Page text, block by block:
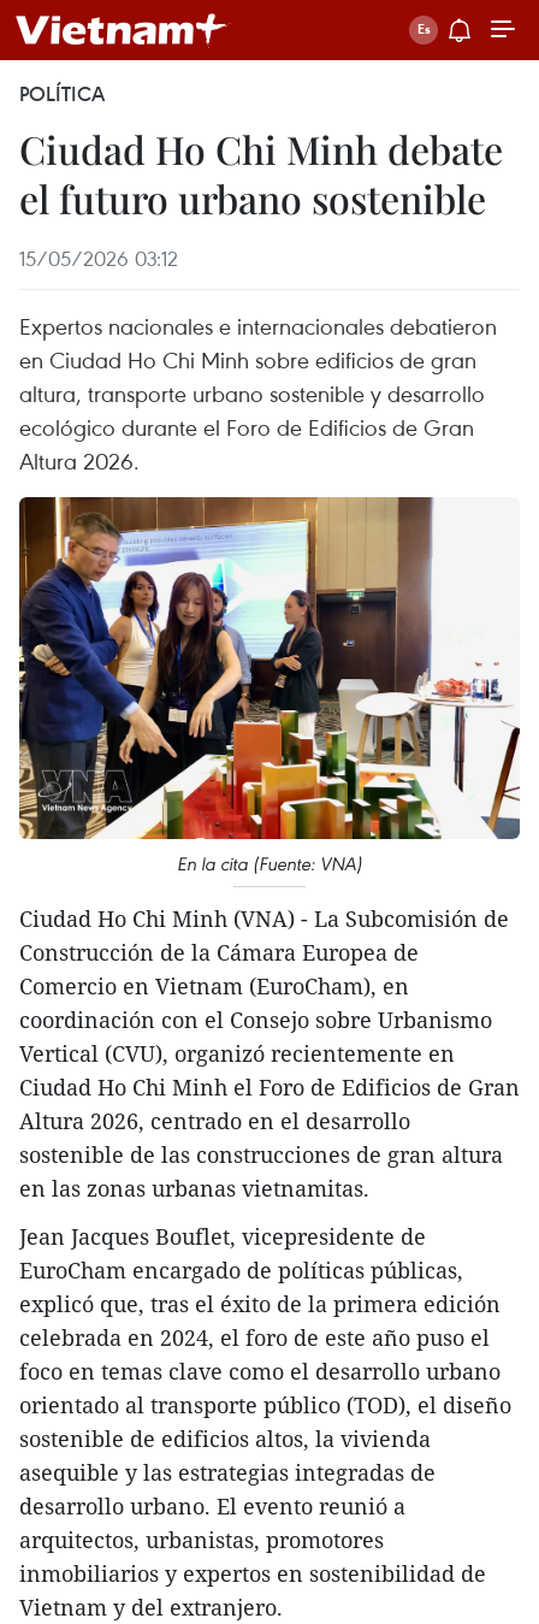
POLÍTICA
Ciudad Ho Chi Minh debate
el futuro urbano sostenible
15/05/2026 03:12
Expertos nacionales e internacionales debatieron
en Ciudad Ho Chi Minh sobre edificios de gran
altura, transporte urbano sostenible y desarrollo
ecológico durante el Foro de Edificios de Gran
Altura 2026.
En la cita (Fuente: VNA)
Ciudad Ho Chi Minh (VNA) - La Subcomisión de
Construcción de la Cámara Europea de
Comercio en Vietnam (EuroCham), en
coordinación con el Consejo sobre Urbanismo
Vertical (CVU), organizó recientemente en
Ciudad Ho Chi Minh el Foro de Edificios de Gran
Altura 2026, centrado en el desarrollo
sostenible de las construcciones de gran altura
en las zonas urbanas vietnamitas.
Jean Jacques Bouflet, vicepresidente de
EuroCham encargado de políticas públicas,
explicó que, tras el éxito de la primera edición
celebrada en 2024, el foro de este año puso el
foco en temas clave como el desarrollo urbano
orientado al transporte público (TOD), el diseño
sostenible de edificios altos, la vivienda
asequible y las estrategias integradas de
desarrollo urbano. El evento reunió a
arquitectos, urbanistas, promotores
inmobiliarios y expertos en sostenibilidad de
Vietnam y del extranjero.